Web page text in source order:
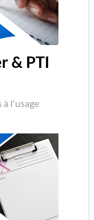
& PTI
l'usage